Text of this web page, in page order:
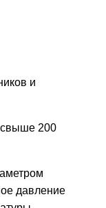
и
свыше 200
давление